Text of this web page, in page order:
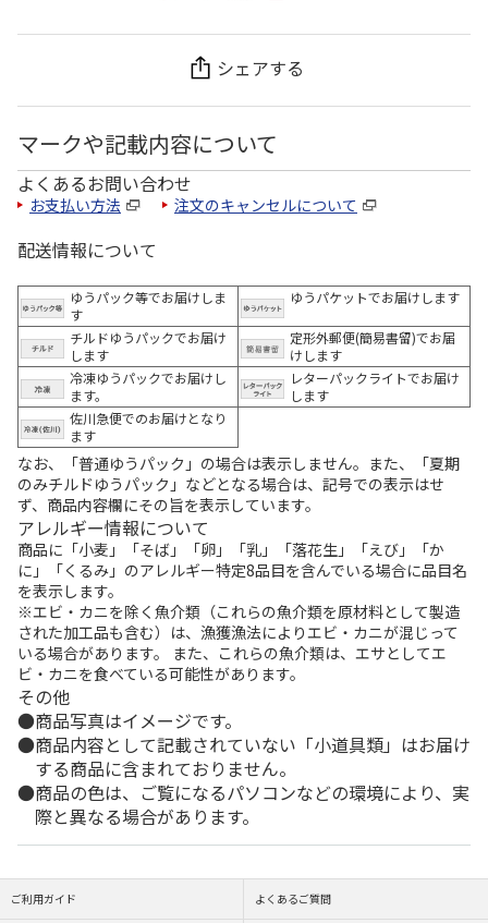
シェアする
マークや記載内容について
よくあるお問い合わせ
お支払い方法 注文のキャンセルについて
配送情報について
ゆうパック等でお届けしま
す
ゆうパケットでお届けします
チルドゆうパックでお届け
します
定形外郵便(簡易書留)でお届
けします
冷凍ゆうパックでお届けし
ます。
レターパックライトでお届け
します
佐川急便でのお届けとなり
ます
なお、「普通ゆうパック」の場合は表示しません。また、「夏期
のみチルドゆうパック」などとなる場合は、記号での表示はせ
ず、商品内容欄にその旨を表示しています。
アレルギー情報について
商品に「小麦」「そば」「卵」「乳」「落花生」「えび」「か
に」「くるみ」のアレルギー特定8品目を含んでいる場合に品目名
を表示します。
※エビ・カニを除く魚介類（これらの魚介類を原材料として製造
された加工品も含む）は、漁獲漁法によりエビ・カニが混じって
いる場合があります。 また、これらの魚介類は、エサとしてエ
ビ・カニを食べている可能性があります。
その他
商品写真はイメージです。
商品内容として記載されていない「小道具類」はお届け
する商品に含まれておりません。
商品の色は、ご覧になるパソコンなどの環境により、実
際と異なる場合があります。
ご利用ガイド よくあるご質問